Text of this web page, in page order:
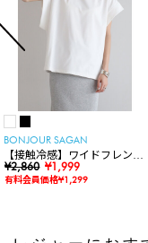
BONJOUR SAGAN
【接触冷感】ワイドフレンチ
スリーブTシャツ
¥2,860 ¥1,999
有料会員価格¥1,299